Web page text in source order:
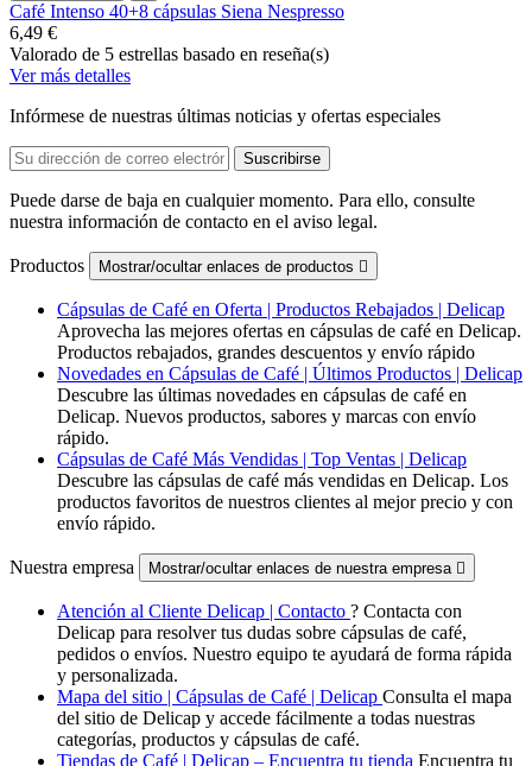
Café Intenso 40+8 cápsulas Siena Nespresso
6,49 €
Valorado de 5 estrellas basado en reseña(s)
Ver más detalles
Infórmese de nuestras últimas noticias y ofertas especiales
Puede darse de baja en cualquier momento. Para ello, consulte
nuestra información de contacto en el aviso legal.
Productos Mostrar/ocultar enlaces de productos 
Cápsulas de Café en Oferta | Productos Rebajados | Delicap
Aprovecha las mejores ofertas en cápsulas de café en Delicap.
Productos rebajados, grandes descuentos y envío rápido
Novedades en Cápsulas de Café | Últimos Productos | Delicap
Descubre las últimas novedades en cápsulas de café en
Delicap. Nuevos productos, sabores y marcas con envío
rápido.
Cápsulas de Café Más Vendidas | Top Ventas | Delicap
Descubre las cápsulas de café más vendidas en Delicap. Los
productos favoritos de nuestros clientes al mejor precio y con
envío rápido.
Nuestra empresa Mostrar/ocultar enlaces de nuestra empresa 
Atención al Cliente Delicap | Contacto ? Contacta con
Delicap para resolver tus dudas sobre cápsulas de café,
pedidos o envíos. Nuestro equipo te ayudará de forma rápida
y personalizada.
Mapa del sitio | Cápsulas de Café | Delicap Consulta el mapa
del sitio de Delicap y accede fácilmente a todas nuestras
categorías, productos y cápsulas de café.
Tiendas de Café | Delicap – Encuentra tu tienda Encuentra tu